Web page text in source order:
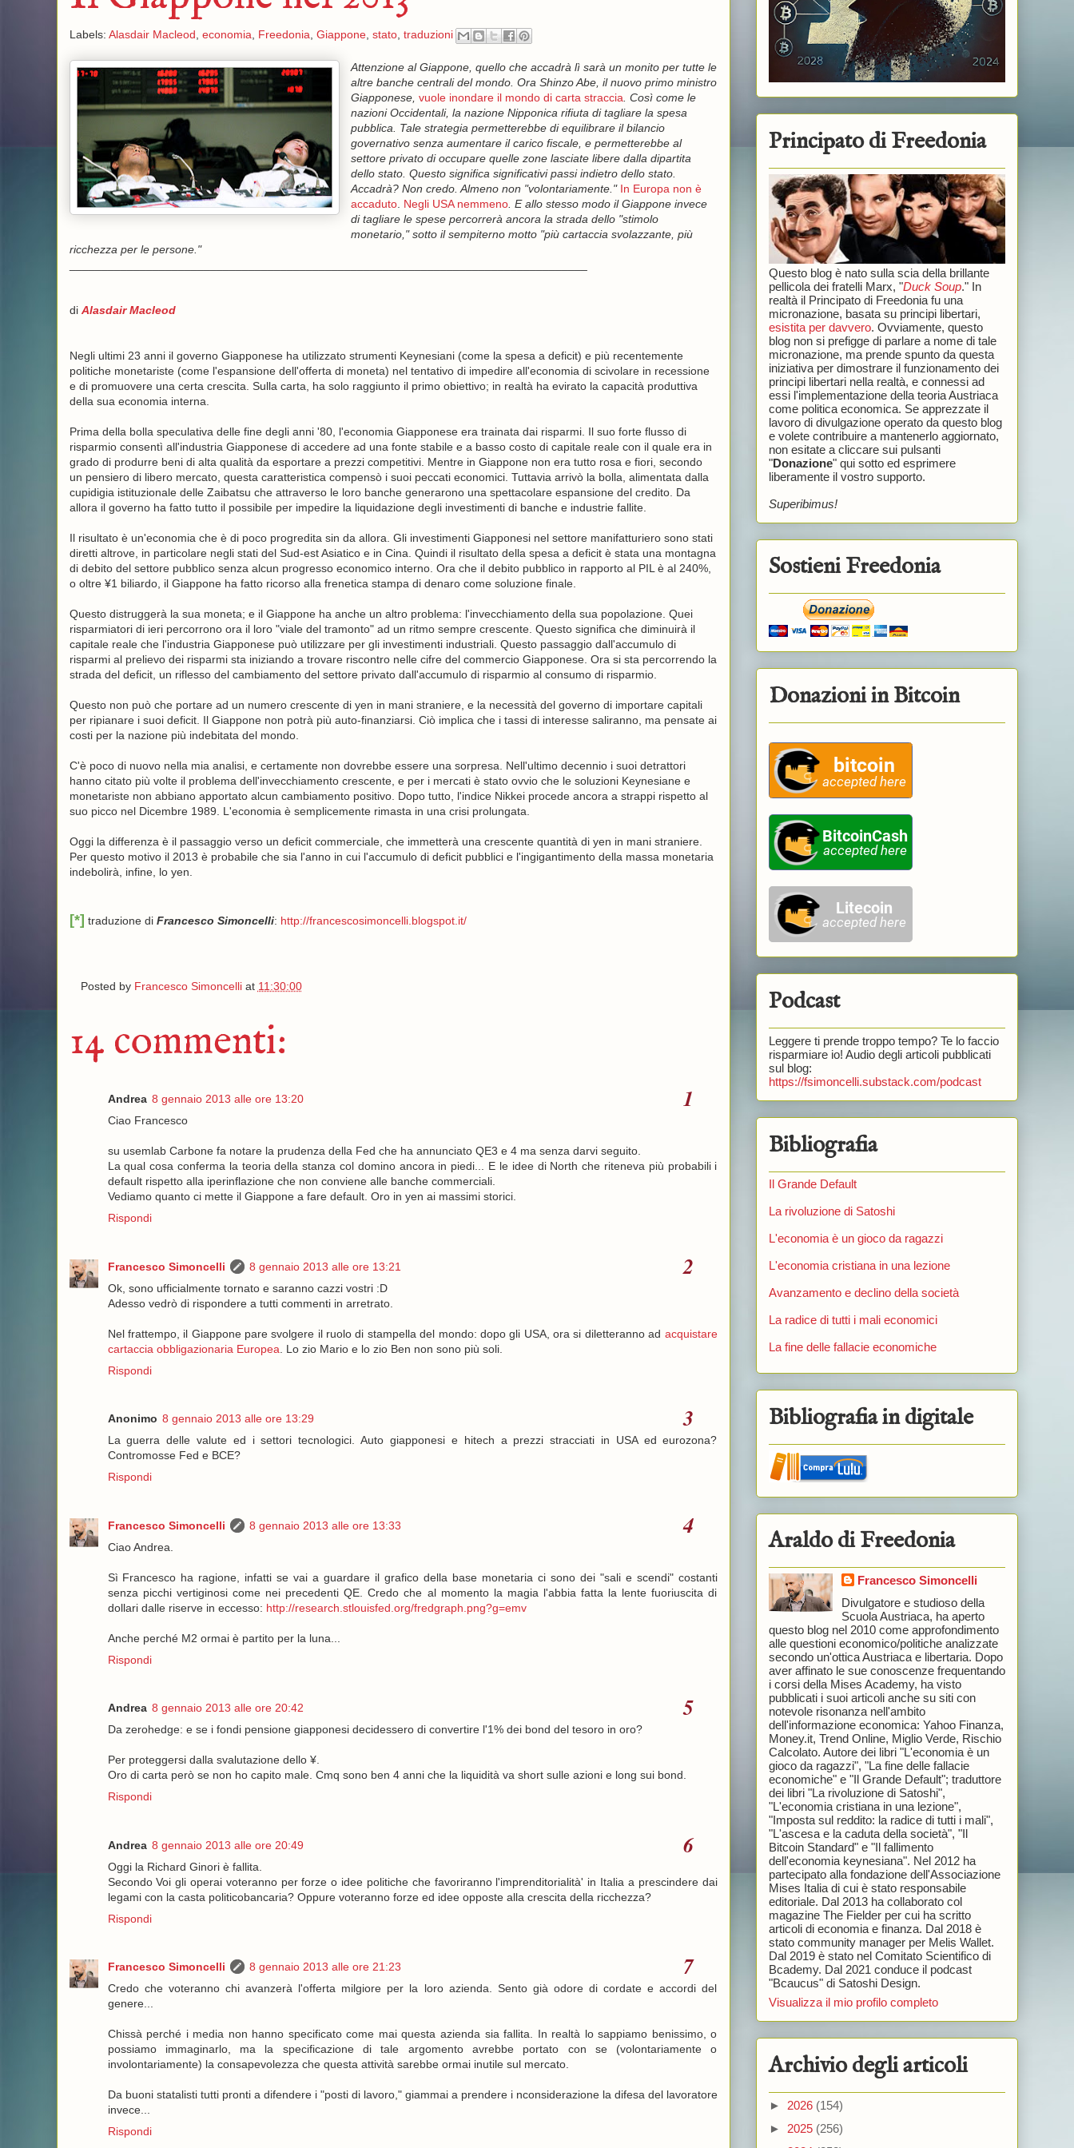
Labels: Alasdair Macleod, economia, Freedonia, Giappone, stato, traduzioni
Attenzione al Giappone, quello che accadrà lì sarà un monito per tutte le
altre banche centrali del mondo. Ora Shinzo Abe, il nuovo primo ministro
Giapponese, vuole inondare il mondo di carta straccia . Così come le
nazioni Occidentali, la nazione Nipponica rifiuta di tagliare la spesa
pubblica. Tale strategia permetterebbe di equilibrare il bilancio
governativo senza aumentare il carico fiscale, e permetterebbe al
settore privato di occupare quelle zone lasciate libere dalla dipartita
dello stato. Questo significa significativi passi indietro dello stato.
Accadrà? Non credo. Almeno non "volontariamente." In Europa non è
accaduto. Negli USA nemmeno. E allo stesso modo il Giappone invece
di tagliare le spese percorrerà ancora la strada dello "stimolo
monetario," sotto il sempiterno motto "più cartaccia svolazzante, più
ricchezza per le persone."
di Alasdair Macleod
Negli ultimi 23 anni il governo Giapponese ha utilizzato strumenti Keynesiani (come la spesa a deficit) e più recentemente
politiche monetariste (come l'espansione dell'offerta di moneta) nel tentativo di impedire all'economia di scivolare in recessione
e di promuovere una certa crescita. Sulla carta, ha solo raggiunto il primo obiettivo; in realtà ha evirato la capacità produttiva
della sua economia interna.
Prima della bolla speculativa delle fine degli anni '80, l'economia Giapponese era trainata dai risparmi. Il suo forte flusso di
risparmio consentì all'industria Giapponese di accedere ad una fonte stabile e a basso costo di capitale reale con il quale era in
grado di produrre beni di alta qualità da esportare a prezzi competitivi. Mentre in Giappone non era tutto rosa e fiori, secondo
un pensiero di libero mercato, questa caratteristica compensò i suoi peccati economici. Tuttavia arrivò la bolla, alimentata dalla
cupidigia istituzionale delle Zaibatsu che attraverso le loro banche generarono una spettacolare espansione del credito. Da
allora il governo ha fatto tutto il possibile per impedire la liquidazione degli investimenti di banche e industrie fallite.
Il risultato è un'economia che è di poco progredita sin da allora. Gli investimenti Giapponesi nel settore manifatturiero sono stati
diretti altrove, in particolare negli stati del Sud-est Asiatico e in Cina. Quindi il risultato della spesa a deficit è stata una montagna
di debito del settore pubblico senza alcun progresso economico interno. Ora che il debito pubblico in rapporto al PIL è al 240%,
o oltre ¥1 biliardo, il Giappone ha fatto ricorso alla frenetica stampa di denaro come soluzione finale.
Questo distruggerà la sua moneta; e il Giappone ha anche un altro problema: l'invecchiamento della sua popolazione. Quei
risparmiatori di ieri percorrono ora il loro "viale del tramonto" ad un ritmo sempre crescente. Questo significa che diminuirà il
capitale reale che l'industria Giapponese può utilizzare per gli investimenti industriali. Questo passaggio dall'accumulo di
risparmi al prelievo dei risparmi sta iniziando a trovare riscontro nelle cifre del commercio Giapponese. Ora si sta percorrendo la
strada del deficit, un riflesso del cambiamento del settore privato dall'accumulo di risparmio al consumo di risparmio.
Questo non può che portare ad un numero crescente di yen in mani straniere, e la necessità del governo di importare capitali
per ripianare i suoi deficit. Il Giappone non potrà più auto-finanziarsi. Ciò implica che i tassi di interesse saliranno, ma pensate ai
costi per la nazione più indebitata del mondo.
C'è poco di nuovo nella mia analisi, e certamente non dovrebbe essere una sorpresa. Nell'ultimo decennio i suoi detrattori
hanno citato più volte il problema dell'invecchiamento crescente, e per i mercati è stato ovvio che le soluzioni Keynesiane e
monetariste non abbiano apportato alcun cambiamento positivo. Dopo tutto, l'indice Nikkei procede ancora a strappi rispetto al
suo picco nel Dicembre 1989. L'economia è semplicemente rimasta in una crisi prolungata.
Oggi la differenza è il passaggio verso un deficit commerciale, che immetterà una crescente quantità di yen in mani straniere.
Per questo motivo il 2013 è probabile che sia l'anno in cui l'accumulo di deficit pubblici e l'ingigantimento della massa monetaria
indebolirà, infine, lo yen.
[*] traduzione di Francesco Simoncelli: http://francescosimoncelli.blogspot.it/
Posted by Francesco Simoncelli at 11:30:00
14 commenti:
Andrea 8 gennaio 2013 alle ore 13:20
Ciao Francesco
su usemlab Carbone fa notare la prudenza della Fed che ha annunciato QE3 e 4 ma senza darvi seguito.
La qual cosa conferma la teoria della stanza col domino ancora in piedi... E le idee di North che riteneva più probabili i
default rispetto alla iperinflazione che non conviene alle banche commerciali.
Vediamo quanto ci mette il Giappone a fare default. Oro in yen ai massimi storici.
Rispondi
Francesco Simoncelli
8 gennaio 2013 alle ore 13:21
Ok, sono ufficialmente tornato e saranno cazzi vostri :D
Adesso vedrò di rispondere a tutti commenti in arretrato.
Nel frattempo, il Giappone pare svolgere il ruolo di stampella del mondo: dopo gli USA, ora si diletteranno ad acquistare
cartaccia obbligazionaria Europea . Lo zio Mario e lo zio Ben non sono più soli.
Rispondi
Anonimo 8 gennaio 2013 alle ore 13:29
La guerra delle valute ed i settori tecnologici. Auto giapponesi e hitech a prezzi stracciati in USA ed eurozona?
Contromosse Fed e BCE?
Rispondi
Francesco Simoncelli
8 gennaio 2013 alle ore 13:33
Ciao Andrea.
Sì Francesco ha ragione, infatti se vai a guardare il grafico della base monetaria ci sono dei "sali e scendi" costanti
senza picchi vertiginosi come nei precedenti QE. Credo che al momento la magia l'abbia fatta la lente fuoriuscita di
dollari dalle riserve in eccesso: http://research.stlouisfed.org/fredgraph.png?g=emv
Anche perché M2 ormai è partito per la luna...
Rispondi
Andrea 8 gennaio 2013 alle ore 20:42
Da zerohedge: e se i fondi pensione giapponesi decidessero di convertire l'1% dei bond del tesoro in oro?
Per proteggersi dalla svalutazione dello ¥.
Oro di carta però se non ho capito male. Cmq sono ben 4 anni che la liquidità va short sulle azioni e long sui bond.
Rispondi
Andrea 8 gennaio 2013 alle ore 20:49
Oggi la Richard Ginori è fallita.
Secondo Voi gli operai voteranno per forze o idee politiche che favoriranno l'imprenditorialità' in Italia a prescindere dai
legami con la casta politicobancaria? Oppure voteranno forze ed idee opposte alla crescita della ricchezza?
Rispondi
Francesco Simoncelli
8 gennaio 2013 alle ore 21:23
Credo che voteranno chi avanzerà l'offerta milgiore per la loro azienda. Sento già odore di cordate e accordi del
genere...
Chissà perché i media non hanno specificato come mai questa azienda sia fallita. In realtà lo sappiamo benissimo, o
possiamo immaginarlo, ma la specificazione di tale argomento avrebbe portato con se (volontariamente o
involontariamente) la consapevolezza che questa attività sarebbe ormai inutile sul mercato.
Da buoni statalisti tutti pronti a difendere i "posti di lavoro," giammai a prendere i nconsiderazione la difesa del lavoratore
invece...
Rispondi
Principato di Freedonia
Questo blog è nato sulla scia della brillante
pellicola dei fratelli Marx, "Duck Soup." In
realtà il Principato di Freedonia fu una
micronazione, basata su principi libertari,
esistita per davvero. Ovviamente, questo
blog non si prefigge di parlare a nome di tale
micronazione, ma prende spunto da questa
iniziativa per dimostrare il funzionamento dei
principi libertari nella realtà, e connessi ad
essi l'implementazione della teoria Austriaca
come politica economica. Se apprezzate il
lavoro di divulgazione operato da questo blog
e volete contribuire a mantenerlo aggiornato,
non esitate a cliccare sui pulsanti
"Donazione" qui sotto ed esprimere
liberamente il vostro supporto.
Superibimus!
Sostieni Freedonia
Donazioni in Bitcoin
Podcast
Leggere ti prende troppo tempo? Te lo faccio
risparmiare io! Audio degli articoli pubblicati
sul blog:
https://fsimoncelli.substack.com/podcast
Bibliografia
Il Grande Default
La rivoluzione di Satoshi
L'economia è un gioco da ragazzi
L'economia cristiana in una lezione
Avanzamento e declino della società
La radice di tutti i mali economici
La fine delle fallacie economiche
Bibliografia in digitale
Araldo di Freedonia
Francesco Simoncelli
Divulgatore e studioso della
Scuola Austriaca, ha aperto
questo blog nel 2010 come approfondimento
alle questioni economico/politiche analizzate
secondo un'ottica Austriaca e libertaria. Dopo
aver affinato le sue conoscenze frequentando
i corsi della Mises Academy, ha visto
pubblicati i suoi articoli anche su siti con
notevole risonanza nell'ambito
dell'informazione economica: Yahoo Finanza,
Money.it, Trend Online, Miglio Verde, Rischio
Calcolato. Autore dei libri "L'economia è un
gioco da ragazzi", "La fine delle fallacie
economiche" e "Il Grande Default"; traduttore
dei libri "La rivoluzione di Satoshi",
"L'economia cristiana in una lezione",
"Imposta sul reddito: la radice di tutti i mali",
"L'ascesa e la caduta della società", "Il
Bitcoin Standard" e "Il fallimento
dell'economia keynesiana". Nel 2012 ha
partecipato alla fondazione dell'Associazione
Mises Italia di cui è stato responsabile
editoriale. Dal 2013 ha collaborato col
magazine The Fielder per cui ha scritto
articoli di economia e finanza. Dal 2018 è
stato community manager per Melis Wallet.
Dal 2019 è stato nel Comitato Scientifico di
Bcademy. Dal 2021 conduce il podcast
"Bcaucus" di Satoshi Design.
Visualizza il mio profilo completo
Archivio degli articoli
► 2026 (154)
► 2025 (256)